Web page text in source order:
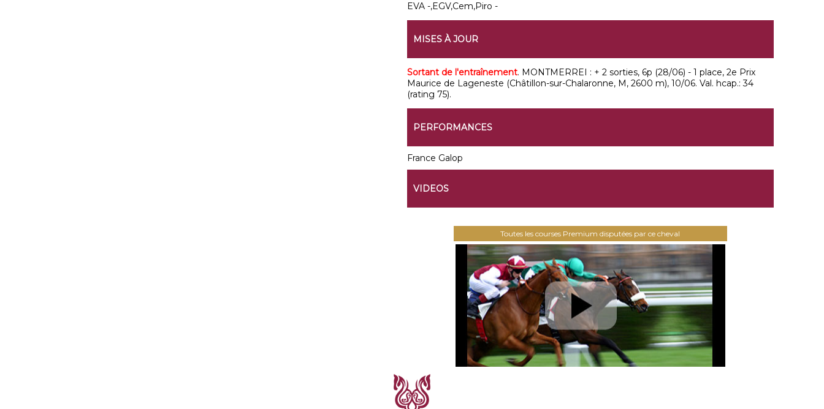
EVA -,EGV,Cem,Piro -
MISES À JOUR
Sortant de l'entraînement. MONTMERREI : + 2 sorties, 6p (28/06) - 1 place, 2e Prix
Maurice de Lageneste (Châtillon-sur-Chalaronne, M, 2600 m), 10/06. Val. hcap.: 34
(rating 75).
PERFORMANCES
France Galop
VIDEOS
Toutes les courses Premium disputées par ce cheval